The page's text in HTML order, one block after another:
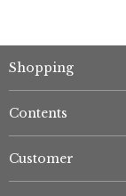
Shopping
Contents
Customer